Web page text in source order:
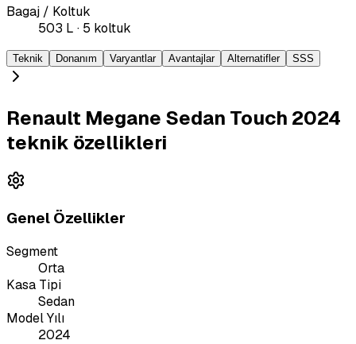
Bagaj / Koltuk
503 L · 5 koltuk
Teknik Donanım Varyantlar Avantajlar Alternatifler SSS
Renault Megane Sedan Touch 2024
teknik özellikleri
Genel Özellikler
Segment
Orta
Kasa Tipi
Sedan
Model Yılı
2024